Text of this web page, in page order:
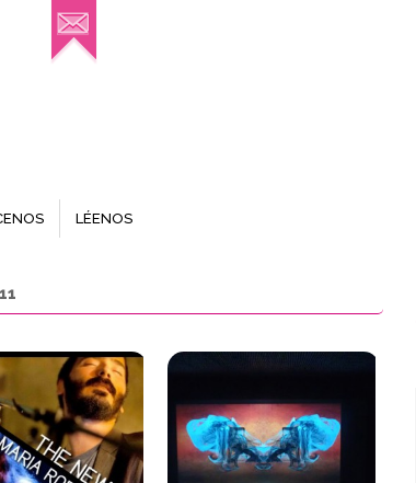
LÉENOS